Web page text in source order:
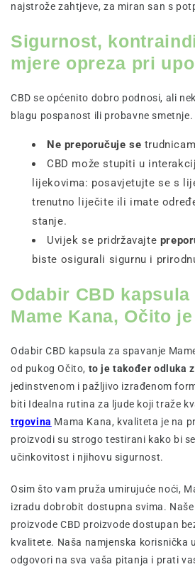
najstrože zahtjeve, za miran san s
Sigurnost,
mjere opreza pri
CBD se općenito dobro podnosi, ali
blagu pospanost ili probavne smetnje.
Ne preporučuje se
CBD može stupiti u
lijekovima: posavjetujte se s
trenutno liječite ili imate
stanje.
Uvijek se pridržavajte
biste osigurali sigurnu i
Odabir CBD
Mame Kana, Očito je
Odabir CBD kapsula za spavanje
od pukog Očito, to je također odluka
jedinstvenom i pažljivo izrađenom
biti Idealna rutina za ljude koji traže
trgovina Mama Kana, kvaliteta je na
proizvodi su strogo testirani kako bi
učinkovitost i njihovu sigurnost.
Osim što vam pruža umirujuće noći,
izradu dobrobit dostupna svima.
proizvode CBD proizvode dostupan
kvalitete. Naša namjenska korisnička
odgovori na sva vaša pitanja i prati